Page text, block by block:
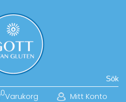
Sök
Varukorg
0 Mitt Konto